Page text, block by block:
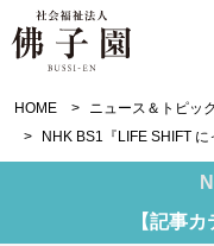
HOME
ニュース＆トピッ
NHK BS1『LIFE SHIFT
【記事カ